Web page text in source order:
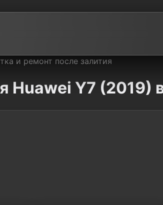
и ремонт после залития
Huawei Y7 (2019)